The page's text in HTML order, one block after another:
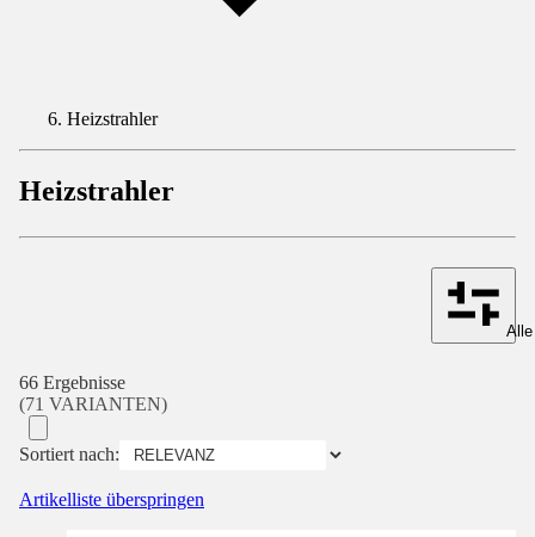
Heizstrahler
Heizstrahler
66 Ergebnisse
(71 VARIANTEN)
Sortiert nach:
Artikelliste überspringen